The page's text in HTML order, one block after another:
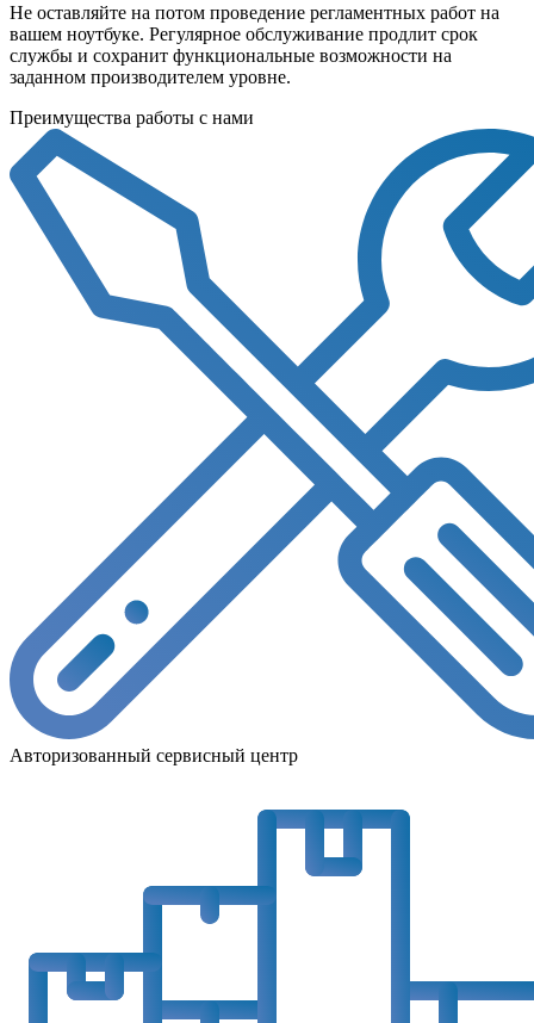
Не оставляйте на потом проведение регламентных работ на
вашем ноутбуке. Регулярное обслуживание продлит срок
службы и сохранит функциональные возможности на
заданном производителем уровне.
Преимущества работы с нами
Авторизованный сервисный центр